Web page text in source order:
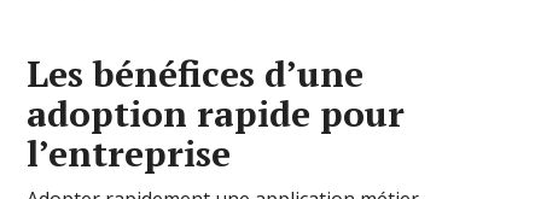
Les bénéfices d’une
adoption rapide pour
l’entreprise